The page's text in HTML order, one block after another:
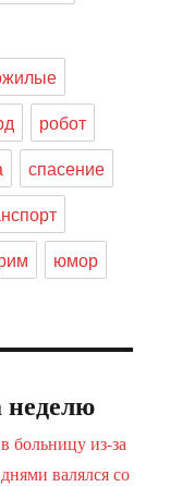
робот
спасение
юмор
неделю
больницу из-за
валялся со